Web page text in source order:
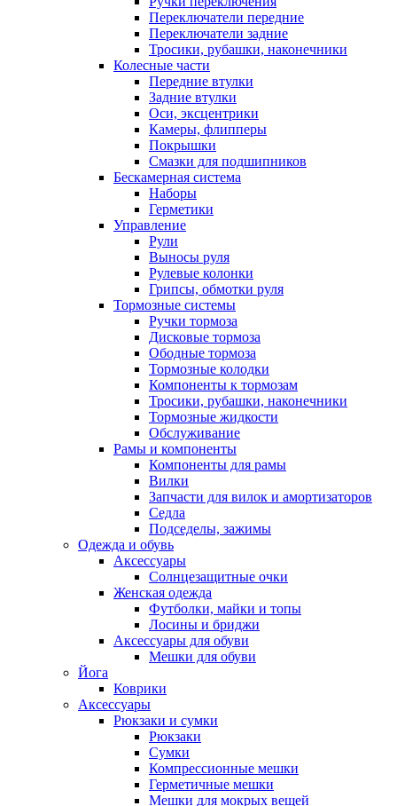
Переключатели передние
Переключатели задние
Тросики, рубашки, наконечники
Колесные части
Передние втулки
Задние втулки
Оси, эксцентрики
Камеры, флипперы
Покрышки
Смазки для подшипников
Бескамерная система
Наборы
Герметики
Управление
Рули
Выносы руля
Рулевые колонки
Грипсы, обмотки руля
Тормозные системы
Ручки тормоза
Дисковые тормоза
Ободные тормоза
Тормозные колодки
Компоненты к тормозам
Тросики, рубашки, наконечники
Тормозные жидкости
Обслуживание
Рамы и компоненты
Компоненты для рамы
Вилки
Запчасти для вилок и амортизаторов
Седла
Подседелы, зажимы
Одежда и обувь
Аксессуары
Солнцезащитные очки
Женская одежда
Футболки, майки и топы
Лосины и бриджи
Аксессуары для обуви
Мешки для обуви
Йога
Коврики
Аксессуары
Рюкзаки и сумки
Рюкзаки
Сумки
Компрессионные мешки
Герметичные мешки
Мешки для мокрых вещей